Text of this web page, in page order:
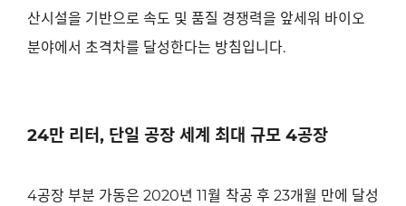
산시설을 기반으로 속도 및 품질 경쟁력을 앞세워 바이오
분야에서 초격차를 달성한다는 방침입니다.
24만 리터, 단일 공장 세계 최대 규모 4공장
4공장 부분 가동은 2020년 11월 착공 후 23개월 만에 달성